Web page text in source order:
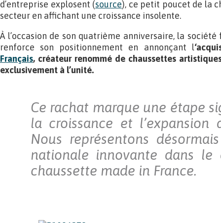
d’entreprise explosent (source), ce petit poucet de la
secteur en affichant une croissance insolente.
À l’occasion de son quatrième anniversaire, la
renforce son positionnement en annonçant l
Français, créateur renommé de chaussettes
exclusivement à l’unité.
Ce rachat marque une étape
la croissance et l’expansion
Nous représentons
nationale innovante dans le
chaussette made in France.